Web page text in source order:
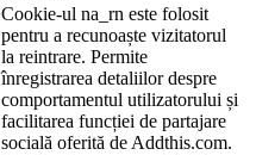
Cookie-ul na_rn este folosit
pentru a recunoaște vizitatorul
la reintrare. Permite
înregistrarea detaliilor despre
comportamentul utilizatorului și
facilitarea funcției de partajare
socială oferită de Addthis.com.